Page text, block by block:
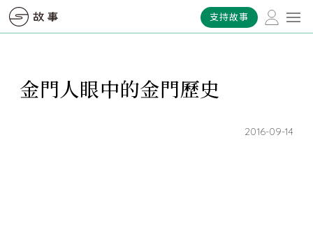
支持故事
金門人眼中的金門歷史
2016-09-14